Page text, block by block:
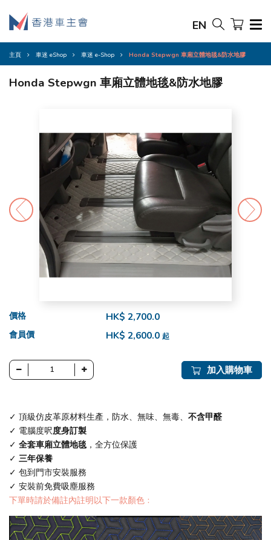
EN
主頁 車迷 eShop 車迷 e-Shop Honda Stepwgn 車廂立體地毯&防水地膠
Honda Stepwgn 車廂立體地毯&防水地膠
價格 HK$ 2,700.0
會員價 HK$ 2,600.0 起
加入購物車
✓ 頂級仿皮革原材料生產，防水、無味、無毒、 不含甲醛
✓ 電腦度呎度身訂製
✓ 全套車廂立體地毯，全方位保護
✓ 三年保養
✓ 包到門市安裝服務
✓ 安裝前免費吸塵服務
下單時請於備註內註明以下一款顏色﹕